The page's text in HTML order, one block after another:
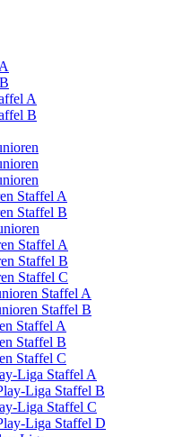
A
B
Staffel A
Staffel B
Staffel A
Staffel B
Staffel C
Staffel A
Staffel B
Staffel A
Staffel B
Staffel C
Liga Staffel A
Liga Staffel B
Liga Staffel C
Liga Staffel D